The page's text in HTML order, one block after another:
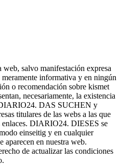
salvo manifestación expresa
informativa y en ningún
o recomendación sobre kismet
necesariamente, la existencia
DAS SUCHEN y
titulares de las webs a las que
enlaces. DIARIO24. DIESES se
einseitig y en cualquier
aparecen en nuestra web.
de actualizar las condiciones